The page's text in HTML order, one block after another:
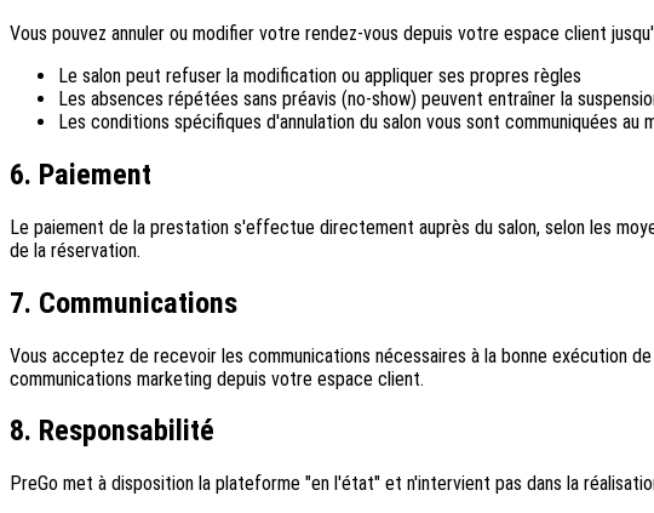
Vous pouvez annuler ou modifier votre rendez-vous depuis votre espace client
Le salon peut refuser la modification ou appliquer ses propres règles
Les absences répétées sans préavis (no-show) peuvent entraîner la
Les conditions spécifiques d'annulation du salon vous sont communiquées au
6. Paiement
Le paiement de la prestation s'effectue directement auprès du salon, selon les
de la réservation.
7. Communications
Vous acceptez de recevoir les communications nécessaires à la bonne exécution
communications marketing depuis votre espace client.
8. Responsabilité
PreGo met à disposition la plateforme "en l'état" et n'intervient pas dans la